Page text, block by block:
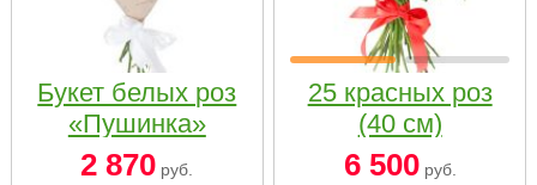
Букет белых роз
«Пушинка»
2 870 руб.
25 красных роз
(40 см)
6 500руб.